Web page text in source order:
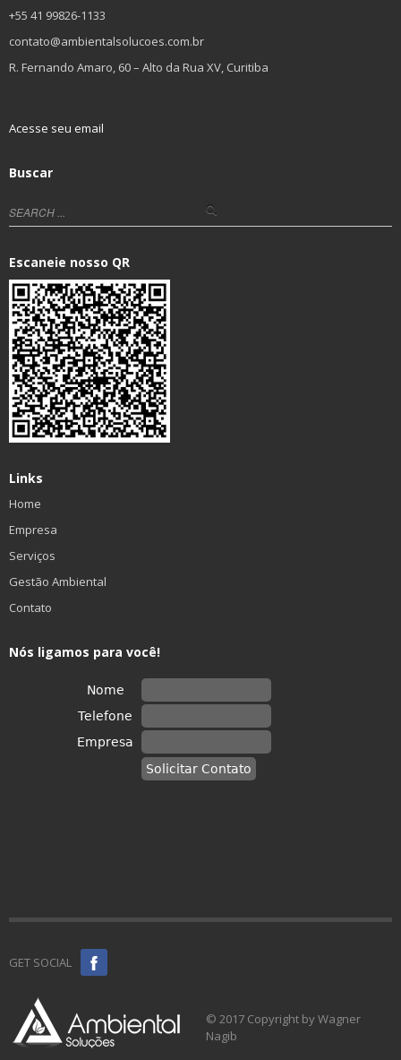
+55 41 99826-1133
contato@ambientalsolucoes.com.br
R. Fernando Amaro, 60 – Alto da Rua XV, Curitiba
Acesse seu email
Buscar
Escaneie nosso QR
Links
Home
Empresa
Serviços
Gestão Ambiental
Contato
Nós ligamos para você!
GET SOCIAL
© 2017 Copyright by Wagner
Nagib